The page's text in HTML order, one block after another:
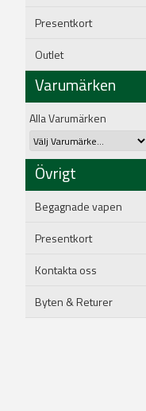
Presentkort
Outlet
Varumärken
Alla Varumärken
Övrigt
Begagnade vapen
Presentkort
Kontakta oss
Byten & Returer